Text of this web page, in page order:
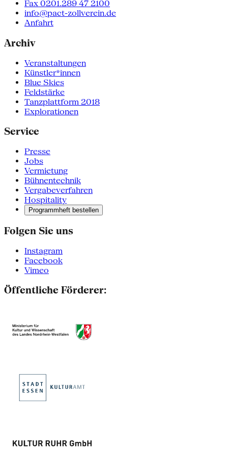
Fax 0201.289 47 2100
info@pact-zollverein.de
Anfahrt
Archiv
Veranstaltungen
Künstler*innen
Blue Skies
Feldstärke
Tanzplattform 2018
Explorationen
Service
Presse
Jobs
Vermietung
Bühnentechnik
Vergabeverfahren
Hospitality
Programmheft bestellen
Folgen Sie uns
Instagram
Facebook
Vimeo
Öffentliche Förderer: